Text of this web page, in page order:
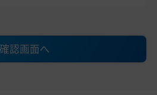
確認画面へ